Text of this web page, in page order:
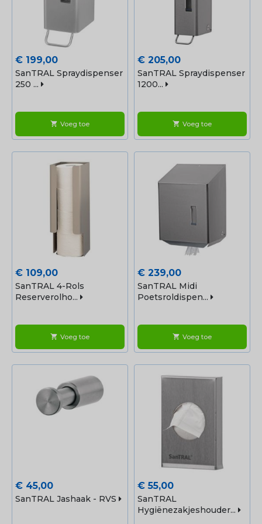
Prijs
€ 199,00
SanTRAL Spraydispenser
250 ...
shopping_cart Voeg toe
Prijs
€ 205,00
SanTRAL Spraydispenser
1200...
shopping_cart Voeg toe
Prijs
€ 109,00
SanTRAL 4-Rols
Reserverolho...
shopping_cart Voeg toe
Prijs
€ 239,00
SanTRAL Midi
Poetsroldispen...
shopping_cart Voeg toe
Prijs
€ 45,00
SanTRAL Jashaak - RVS
Prijs
€ 55,00
SanTRAL
Hygiënezakjeshouder...